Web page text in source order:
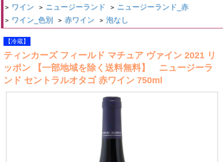
> ワイン > ニュージーランド > ニュージーランド_赤
> ワイン_色別 > 赤ワイン > 泡なし
【冷蔵】
ティンカーズ フィールド マチュア ヴァイン 2021 リ
ッポン 【一部地域を除く送料無料】 ニュージーラ
ンド セントラルオタゴ 赤ワイン 750ml